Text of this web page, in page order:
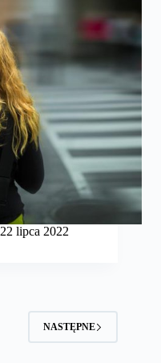
22 lipca 2022
NASTĘPNE